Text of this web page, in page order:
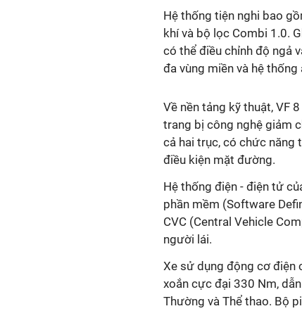
Hệ thống tiện nghi bao
khí và bộ lọc Combi 1.0.
có thể điều chỉnh độ ngả
đa vùng miền và hệ thống
Về nền tảng kỹ thuật, VF
trang bị công nghệ giảm
cả hai trục, có chức
điều kiện mặt đường.
Hệ thống điện - điện tử
phần mềm (Software
CVC (Central Vehicle
người lái.
Xe sử dụng động cơ điện
xoắn cực đại 330 Nm,
Thường và Thể thao. Bộ